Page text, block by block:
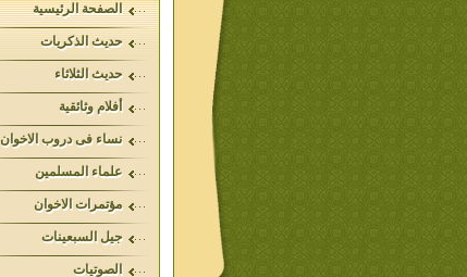
الصفحة الرئيسية
حديث الذكريات
حديث الثلاثاء
أفلام وثائقية
نساء فى دروب الاخوان
علماء المسلمين
مؤتمرات الاخوان
جيل السبعينات
الصوتيات